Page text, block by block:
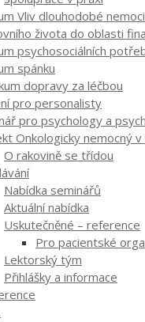
Vliv dlouhodobé
života do oblasti
psychosociálních
spánku
dopravy za léčbou
pro personalisty
pro psychology a
Onkologicky nemocný
O rakovině se třídou
Nabídka seminářů
Aktuální nabídka
Uskutečněné – reference
Pro pacientské
Lektorský tým
Přihlášky a informace